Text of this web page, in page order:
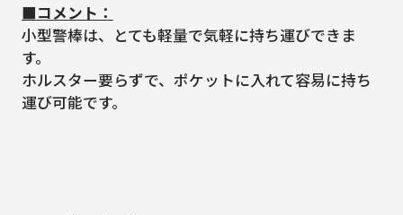
■コメント：
小型警棒は、とても軽量で気軽に持ち運びできま
す。
ホルスター要らずで、ポケットに入れて容易に持ち
運び可能です。